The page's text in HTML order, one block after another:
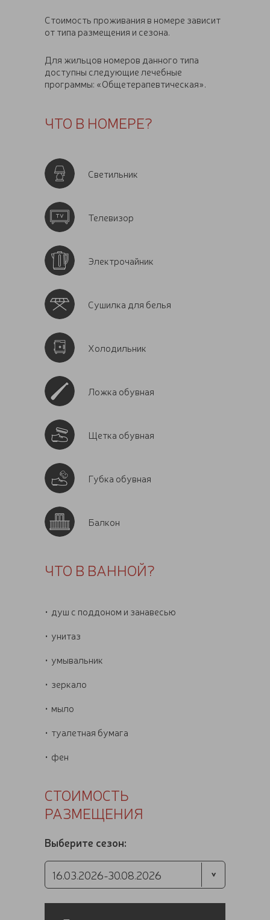
Стоимость проживания в номере зависит
от типа размещения и сезона.
Для жильцов номеров данного типа
доступны следующие лечебные
программы: «Общетерапевтическая».
ЧТО В НОМЕРЕ?
Светильник
Телевизор
Электрочайник
Сушилка для белья
Холодильник
Ложка обувная
Щетка обувная
Губка обувная
Балкон
ЧТО В ВАННОЙ?
душ с поддоном и занавесью
унитаз
умывальник
зеркало
мыло
туалетная бумага
фен
СТОИМОСТЬ
РАЗМЕЩЕНИЯ
Выберите сезон: